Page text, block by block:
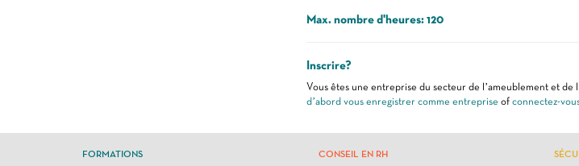
Max. nombre d'heures: 120
Inscrire?
Vous êtes une entreprise du secteur de l’ameublement et
d’abord vous enregistrer comme entreprise of connectez-
FORMATIONS CONSEIL EN RH